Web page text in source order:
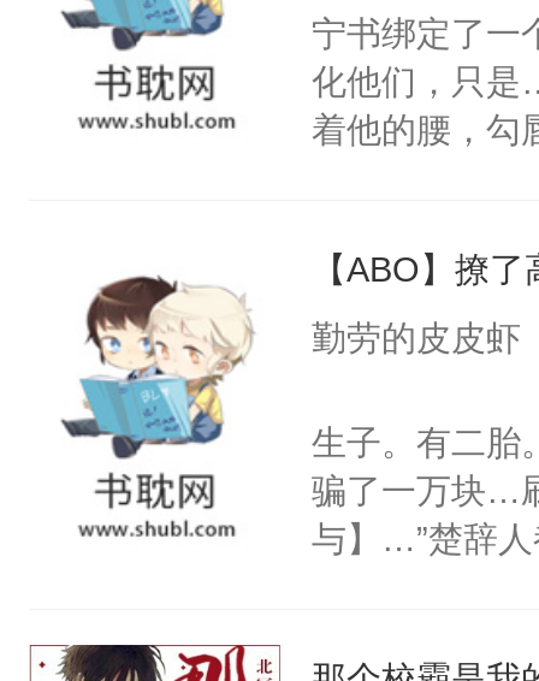
宁书绑定了一
化他们，只是
着他的腰，勾
来，给老公
用力——为你
【ABO】撩
勤劳的皮皮虾
生子。有二胎
骗了一万块…
与】…”楚辞